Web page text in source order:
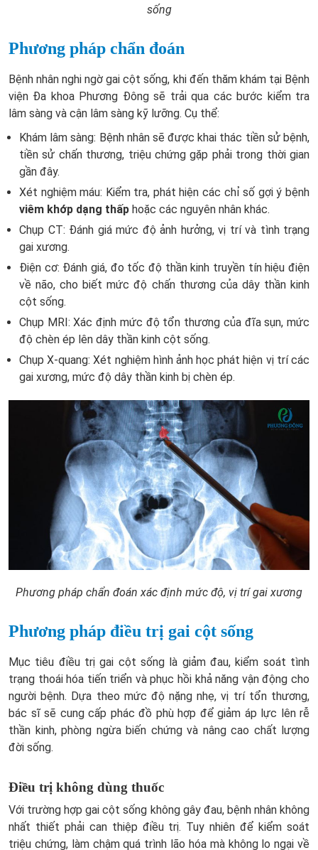
sống
Phương pháp chẩn đoán
Bệnh nhân nghi ngờ gai cột sống, khi đến thăm khám tại Bệnh
viện Đa khoa Phương Đông sẽ trải qua các bước kiểm tra
lâm sàng và cận lâm sàng kỹ lưỡng. Cụ thể:
Khám lâm sàng: Bệnh nhân sẽ được khai thác tiền sử bệnh,
tiền sử chấn thương, triệu chứng gặp phải trong thời gian
gần đây.
Xét nghiệm máu: Kiểm tra, phát hiện các chỉ số gợi ý bệnh
viêm khớp dạng thấp hoặc các nguyên nhân khác.
Chụp CT: Đánh giá mức độ ảnh hưởng, vị trí và tình trạng
gai xương.
Điện cơ: Đánh giá, đo tốc độ thần kinh truyền tín hiệu điện
về não, cho biết mức độ chấn thương của dây thần kinh
cột sống.
Chụp MRI: Xác định mức độ tổn thương của đĩa sụn, mức
độ chèn ép lên dây thần kinh cột sống.
Chụp X-quang: Xét nghiệm hình ảnh học phát hiện vị trí các
gai xương, mức độ dây thần kinh bị chèn ép.
Phương pháp chẩn đoán xác định mức độ, vị trí gai xương
Phương pháp điều trị gai cột sống
Mục tiêu điều trị gai cột sống là giảm đau, kiểm soát tình
trạng thoái hóa tiến triển và phục hồi khả năng vận động cho
người bệnh. Dựa theo mức độ nặng nhẹ, vị trí tổn thương,
bác sĩ sẽ cung cấp phác đồ phù hợp để giảm áp lực lên rễ
thần kinh, phòng ngừa biến chứng và nâng cao chất lượng
đời sống.
Điều trị không dùng thuốc
Với trường hợp gai cột sống không gây đau, bệnh nhân không
nhất thiết phải can thiệp điều trị. Tuy nhiên để kiểm soát
triệu chứng, làm chậm quá trình lão hóa mà không lo ngại về